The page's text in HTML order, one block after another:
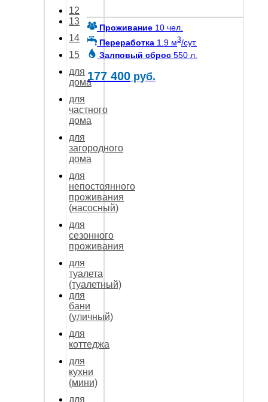
12
13
14
15
для
дома
для
частного
дома
для
загородного
дома
для
непостоянного
проживания
(насосный)
для
сезонного
проживания
для
туалета
(туалетный)
для
бани
(уличный)
для
коттеджа
для
кухни
(мини)
для
Проживание 10 чел.
Переработка 1.9 м3/сут.
Залповый сброс 550 л.
177 400 руб.